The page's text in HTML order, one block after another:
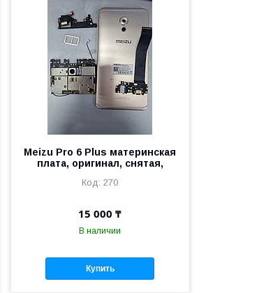
Meizu Pro 6 Plus материнская
плата, оригинал, снятая,
270
15 000 ₸
В наличии
Купить